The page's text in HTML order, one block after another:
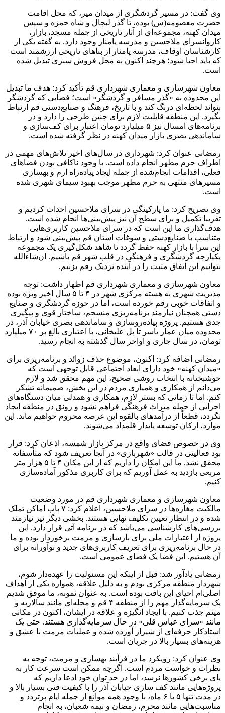
وی گفت: در مسیر گردشگری از میدان میر، که محل اقامت
حضرت معصومه(س) بوده، تا گذر لبچال و شاه حمزه و سپس
میدان کهنه، مجموعه‌ای از آثار تاریخی از جمله مسجد، بازار،
کاروانسرای ملاحسین و مدرسه پامنار وجود دارد. به گفته یکی از
کارشناسان اوقاف، مدرسه پامنار از بناهای تاریخی ارزشمند است
که باید احیا شود؛ هرچند اکنون به محل فروش سبزی تبدیل شده
است.
معاون شهرسازی و معماری شهرداری قم تأکید کرد: هدف ما تبدیل
این محدوده به «گذر مسافر و گردشگر» است؛ فضایی که گردشگر
بتواند لحظه‌ای درنگ کند و با تاریخ، فرهنگ و صنایع‌دستی قم ارتباط
بگیرد. این منطقه قابلیت لازم برای چنین طرحی را دارد و در
برنامه‌های امسال نیز ۵ میلیارد تومان اعتبار برای کف‌سازی و
ساماندهی بصری بازار میدان کهنه در نظر گرفته شده است.
رمضانی عنوان کرد: شهرداری در سال‌های اخیر تلاش‌های مهمی در
اطراف حرم مطهر انجام داده است. با وجود ناکافی بودن فضاهای
فعلی، اقدامات انجام‌شده از جمله ایجاد پیاده‌راه ارم و بهسازی
مسیرهای منتهی به حرم مطهر موجب بهبود سیمای شهری شده
است.
وی تصریح کرد: ما پارکینگی در سرای ملاحسین احداث کردیم و
تقریبا تکمیل و برای سطح آن نیز پیش‌بینی‌ها انجام شده است.
هدف‌گذاری ما این است که در سرای ملاحسین کاربری‌هایی
متناسب با صنایع‌دستی و سوغات استان قم پیش‌بینی شود و ارتباط
این سرا با بازار کهنه حفظ گردد تا شاهد شکل‌گیری یک مجموعه
یکپارچه گردشگری و فرهنگی در قلب شهر قم باشیم. ان‌شاءالله
بتوانیم این اتفاق مثبت را در آینده نزدیک رقم بزنیم.
معاون شهرسازی و معماری شهرداری قم اظهار داشت: توجه
مدیریت شهری به هسته مرکزی شهر در ۴ تا ۵ سال اخیر ویژه بوده
و اتفاقات خوبی رقم خورده است، اما در حوزه گردشگری و صنایع
دستی همچنان نیازمند برنامه‌ریزی منسجم، ساختار قوی و پیگیری
جدی هستیم. پروژه پیاده‌روسازی و ساماندهی بصری خیابان آذر، در
محدوده میان عمار یاسر تا پل علیخانی، با اعتباری بالغ بر ۷۰ میلیارد
تومان، در سال جاری و اواخر سال گذشته به انجام رسید.
رمضانی اضافه کرد: اکنون، موضوع حذف زوائد و برنامه‌ریزی برای
«میدان کهنه» خود دارای ابعاد اجتماعی قابل توجهی است که
خوشبختانه با انتخاب روشی صحیح، این مهم محقق شد و لازم
می‌دانم از همکاری و همیاری مردم در این بخش، صمیمانه تشکر
کنم. اما تا زمانی که بستر لازم، همکاری و همدلی میان دستگاه‌های
اجرایی از جمله میراث فرهنگی فراهم نشود و رونق در منطقه ایجاد
نگردد، قطعاً از درآمدهای بالقوه این عرصه محروم خواهیم ماند. این
موارد، ارکان توسعه پایدار قلمداد می‌شوند.
وی در خصوص فضای واقع در مرکز بازار شمسه، اذعان کرد: قرار
بود فعالیتی در قالب «شهربازی» در آنجا تعریف شود که متأسفانه
محقق نشد. ما این امکان را داریم که از این مکان ۴ تا ۵ هزار متر
مربعی بازدید به عمل آوریم که برای کاربری مذکور آماده‌سازی
کنیم.
معاون شهرسازی و معماری شهرداری قم در مورد وضعیت
مالکیت مغازه‌ها در سرای ملاحسین، اعلام کرد: ۷ باب اماکن تملک
شده و در انتظار تعیین تکلیف نهایی هستند. بخشی دیگر نیز نیازمند
بررسی‌های کارشناسی می‌باشد که در برنامه آتی قرار دارد. این
پروژه از اعتبارات ملی برای بازسازی و مرمت برخوردار بوده و ما
در حال برنامه‌ریزی برای تعریف کاربری‌های جدید و نوآورانه برای
آن هستیم. این فضا یک فضای عمومی است.
رمضانی یادآور شد: قبل از اینکه این مسئولیت را عهده‌دار شوم،
شهردار منطقه مرکزی بودم و به دلیل علاقه، همواره یکی از اهداف
اصلی‌ام احیای این بافت بوده است. به عنوان نمونه، ما موفق شدیم
یک سرمایه‌گذار مهم را از منطقه ۴ قم و محله‌ای مانند سالاریه و
میثم جذب کنیم. با ایجاد انگیزه و علاقه در ایشان، اکنون در مکانی
مانند «سرای عباس قلی» در حال سرمایه‌گذاری هستند. حتی یک
استادکار حرفه‌ای از شیراز آورده شده و عملیات مرمت با عشق و
هزینه‌های بسیار بالا در جریان است.
وی عنوان کرد: رویکرد ما در فرآیند بهسازی و مرمت، توجه به
نظرات و خواست مردم است. اگرچه ممکن است سرعت کار به
پای برخی کشورها نرسد، اما در حد توان خود ادعا داریم که
پروژه‌هایی مانند کف سازی خیابان آذر را با کیفیت فنی بسیار بالا و
در مدت تنها ۵ یا ۶ ماه، با وجود همه موانع از جمله ایام پرتردد و
مناسبت‌هایی مانند محرم، رمضان و نیمه شعبان، به انجام